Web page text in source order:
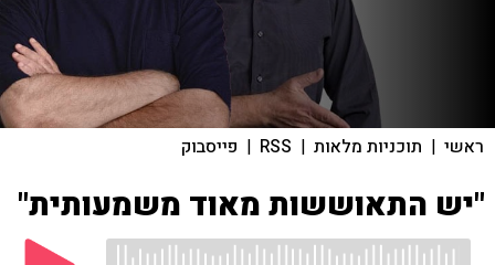
ראשי | תוכניות מלאות |
RSS
| פייסבוק
"יש התאוששות מאוד משמעותית"